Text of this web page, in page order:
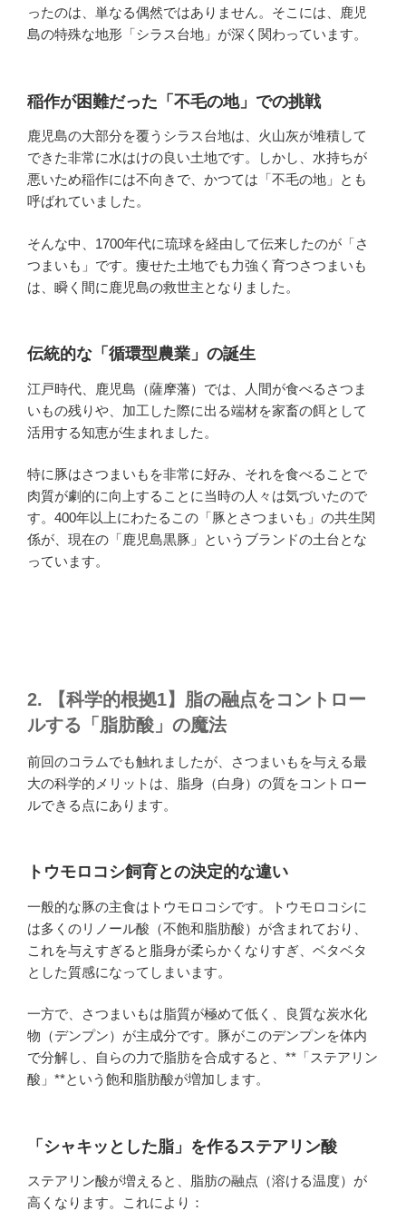
ったのは、単なる偶然ではありません。そこには、鹿児
島の特殊な地形「シラス台地」が深く関わっています。
稲作が困難だった「不毛の地」での挑戦
鹿児島の大部分を覆うシラス台地は、火山灰が堆積して
できた非常に水はけの良い土地です。しかし、水持ちが
悪いため稲作には不向きで、かつては「不毛の地」とも
呼ばれていました。
そんな中、1700年代に琉球を経由して伝来したのが「さ
つまいも」です。痩せた土地でも力強く育つさつまいも
は、瞬く間に鹿児島の救世主となりました。
伝統的な「循環型農業」の誕生
江戸時代、鹿児島（薩摩藩）では、人間が食べるさつま
いもの残りや、加工した際に出る端材を家畜の餌として
活用する知恵が生まれました。
特に豚はさつまいもを非常に好み、それを食べることで
肉質が劇的に向上することに当時の人々は気づいたので
す。400年以上にわたるこの「豚とさつまいも」の共生関
係が、現在の「鹿児島黒豚」というブランドの土台とな
っています。
2. 【科学的根拠1】脂の融点をコントロー
ルする「脂肪酸」の魔法
前回のコラムでも触れましたが、さつまいもを与える最
大の科学的メリットは、脂身（白身）の質をコントロー
ルできる点にあります。
トウモロコシ飼育との決定的な違い
一般的な豚の主食はトウモロコシです。トウモロコシに
は多くのリノール酸（不飽和脂肪酸）が含まれており、
これを与えすぎると脂身が柔らかくなりすぎ、ベタベタ
とした質感になってしまいます。
一方で、さつまいもは脂質が極めて低く、良質な炭水化
物（デンプン）が主成分です。豚がこのデンプンを体内
で分解し、自らの力で脂肪を合成すると、**「ステアリン
酸」**という飽和脂肪酸が増加します。
「シャキッとした脂」を作るステアリン酸
ステアリン酸が増えると、脂肪の融点（溶ける温度）が
高くなります。これにより：